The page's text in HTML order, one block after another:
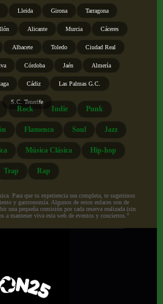
Lleida Girona Tarragona
Alicante Murcia Cáceres
Albacete Toledo Ciudad Real
Córdoba Jaén Almería
Cádiz Las Palmas G.C.
S.C. Tenerife
Rock Indie Punk
Flamenco Soul Jazz
Música Clásica Hip-hop
Trap Rap
Para que tu experiencia sea completa, te sugerimos
y gastronomía. Algunos de estos enlaces son de
una pequeña comisión por cada reserva realizada (sin
a mantener viva esta web de eventos y conciertos.”